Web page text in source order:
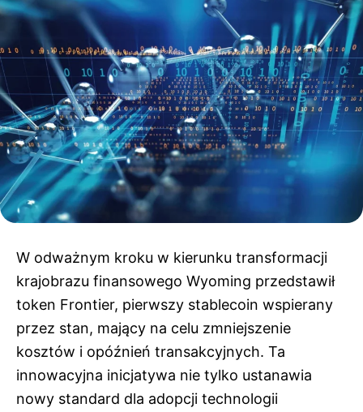
W odważnym kroku w kierunku transformacji
krajobrazu finansowego Wyoming przedstawił
token Frontier, pierwszy stablecoin wspierany
przez stan, mający na celu zmniejszenie
kosztów i opóźnień transakcyjnych. Ta
innowacyjna inicjatywa nie tylko ustanawia
nowy standard dla adopcji technologii